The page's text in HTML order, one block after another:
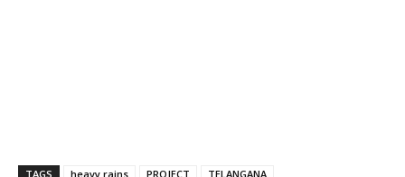
TAGS heavy rains PROJECT TELANGANA